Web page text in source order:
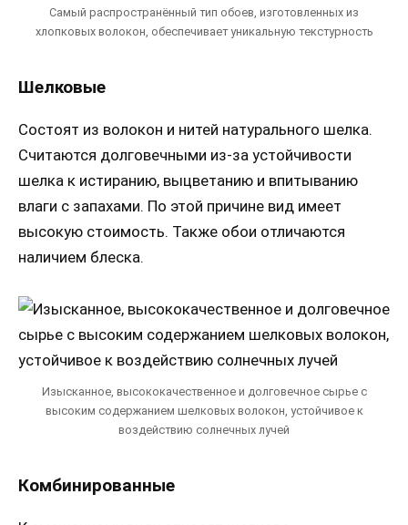
Самый распространённый тип обоев, изготовленных из
хлопковых волокон, обеспечивает уникальную текстурность
Шелковые
Состоят из волокон и нитей натурального шелка.
Считаются долговечными из-за устойчивости
шелка к истиранию, выцветанию и впитыванию
влаги с запахами. По этой причине вид имеет
высокую стоимость. Также обои отличаются
наличием блеска.
Изысканное, высококачественное и долговечное сырье с
высоким содержанием шелковых волокон, устойчивое к
воздействию солнечных лучей
Комбинированные